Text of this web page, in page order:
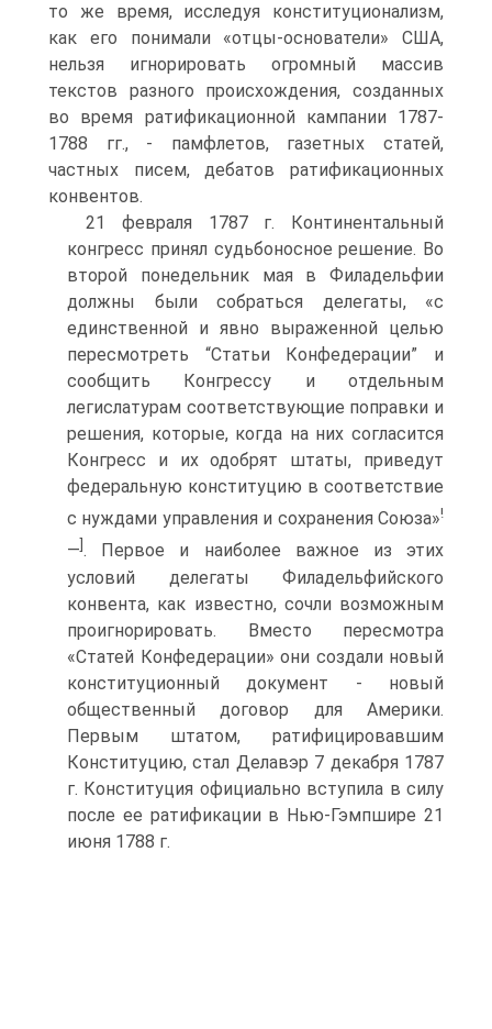
то же время, исследуя конституционализм,
как его понимали «отцы-основатели» США,
нельзя игнорировать огромный массив
текстов разного происхождения, созданных
во время ратификационной кампании 1787-
1788 гг., - памфлетов, газетных статей,
частных писем, дебатов ратификационных
конвентов.
21 февраля 1787 г. Континентальный
конгресс принял судьбоносное решение. Во
второй понедельник мая в Филадельфии
должны были собраться делегаты, «с
единственной и явно выраженной целью
пересмотреть “Статьи Конфедерации” и
сообщить Конгрессу и отдельным
легислатурам соответствующие поправки и
решения, которые, когда на них согласится
Конгресс и их одобрят штаты, приведут
федеральную конституцию в соответствие
с нуждами управления и сохранения Союза»!
—. Первое и наиболее важное из этих
условий делегаты Филадельфийского
конвента, как известно, сочли возможным
проигнорировать. Вместо пересмотра
«Статей Конфедерации» они создали новый
конституционный документ - новый
общественный договор для Америки.
Первым штатом, ратифицировавшим
Конституцию, стал Делавэр 7 декабря 1787
г. Конституция официально вступила в силу
после ее ратификации в Нью-Гэмпшире 21
июня 1788 г.